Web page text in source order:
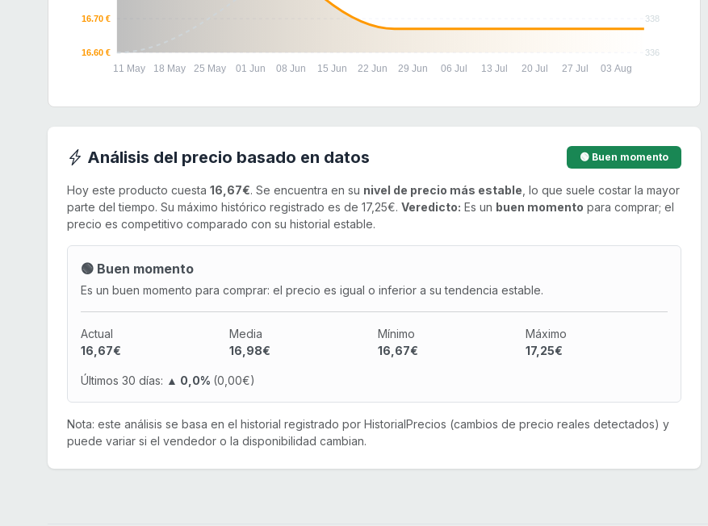
338
336
16.70 €
16.60 €
11 May 18 May 25 May 01 Jun 08 Jun 15 Jun 22 Jun 29 Jun 06 Jul 13 Jul 20 Jul 27 Jul 03 Aug
Análisis del precio basado en datos 🟢 Buen momento
Hoy este producto cuesta 16,67€. Se encuentra en su nivel de precio más estable , lo que suele costar la mayor
parte del tiempo. Su máximo histórico registrado es de 17,25€. Veredicto: Es un buen momento para comprar; el
precio es competitivo comparado con su historial estable.
🟢 Buen momento
Es un buen momento para comprar: el precio es igual o inferior a su tendencia estable.
Actual
16,67€
Media
16,98€
Mínimo
16,67€
Máximo
17,25€
Últimos 30 días: ▲ 0,0% (0,00€)
Nota: este análisis se basa en el historial registrado por HistorialPrecios (cambios de precio reales detectados) y
puede variar si el vendedor o la disponibilidad cambian.